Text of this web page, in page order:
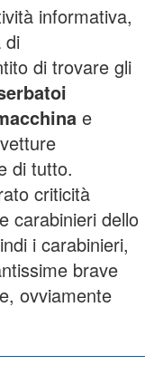
informativa,
di
di trovare gli
e
di tutto.
criticità
carabinieri dello
i carabinieri,
brave
ovviamente